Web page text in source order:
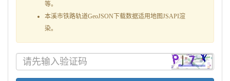
等。
本溪市铁路轨道GeoJSON下载数据适用地图JSAPI渲
染。